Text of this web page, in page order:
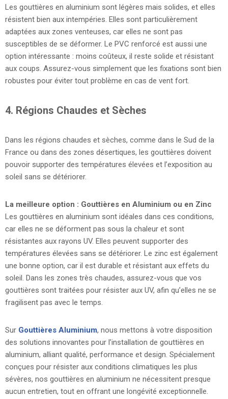
Les gouttières en aluminium sont légères mais solides, et elles
résistent bien aux intempéries. Elles sont particulièrement
adaptées aux zones venteuses, car elles ne sont pas
susceptibles de se déformer. Le PVC renforcé est aussi une
option intéressante : moins coûteux, il reste solide et résistant
aux coups. Assurez-vous simplement que les fixations sont bien
robustes pour éviter tout problème en cas de vent fort.
4. Régions Chaudes et Sèches
Dans les régions chaudes et sèches, comme dans le Sud de la
France ou dans des zones désertiques, les gouttières doivent
pouvoir supporter des températures élevées et l’exposition au
soleil sans se détériorer.
La meilleure option : Gouttières en Aluminium ou en Zinc
Les gouttières en aluminium sont idéales dans ces conditions,
car elles ne se déforment pas sous la chaleur et sont
résistantes aux rayons UV. Elles peuvent supporter des
températures élevées sans se détériorer. Le zinc est également
une bonne option, car il est durable et résistant aux effets du
soleil. Dans les zones très chaudes, assurez-vous que vos
gouttières sont traitées pour résister aux UV, afin qu’elles ne se
fragilisent pas avec le temps.
Sur Gouttières Aluminium, nous mettons à votre disposition
des solutions innovantes pour l’installation de gouttières en
aluminium, alliant qualité, performance et design. Spécialement
conçues pour résister aux conditions climatiques les plus
sévères, nos gouttières en aluminium ne nécessitent presque
aucun entretien, tout en offrant une longévité exceptionnelle.